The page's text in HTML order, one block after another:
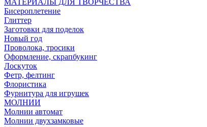
МАТЕРИАЛЫ ДЛЯ ТВОРЧЕСТВА
Бисероплетение
Глиттер
Заготовки для поделок
Новый год
Проволока, тросики
Оформление, скрапбукинг
Лоскуток
Фетр, фелтинг
Флористика
Фурнитура для игрушек
МОЛНИИ
Молнии автомат
Молнии двухзамковые